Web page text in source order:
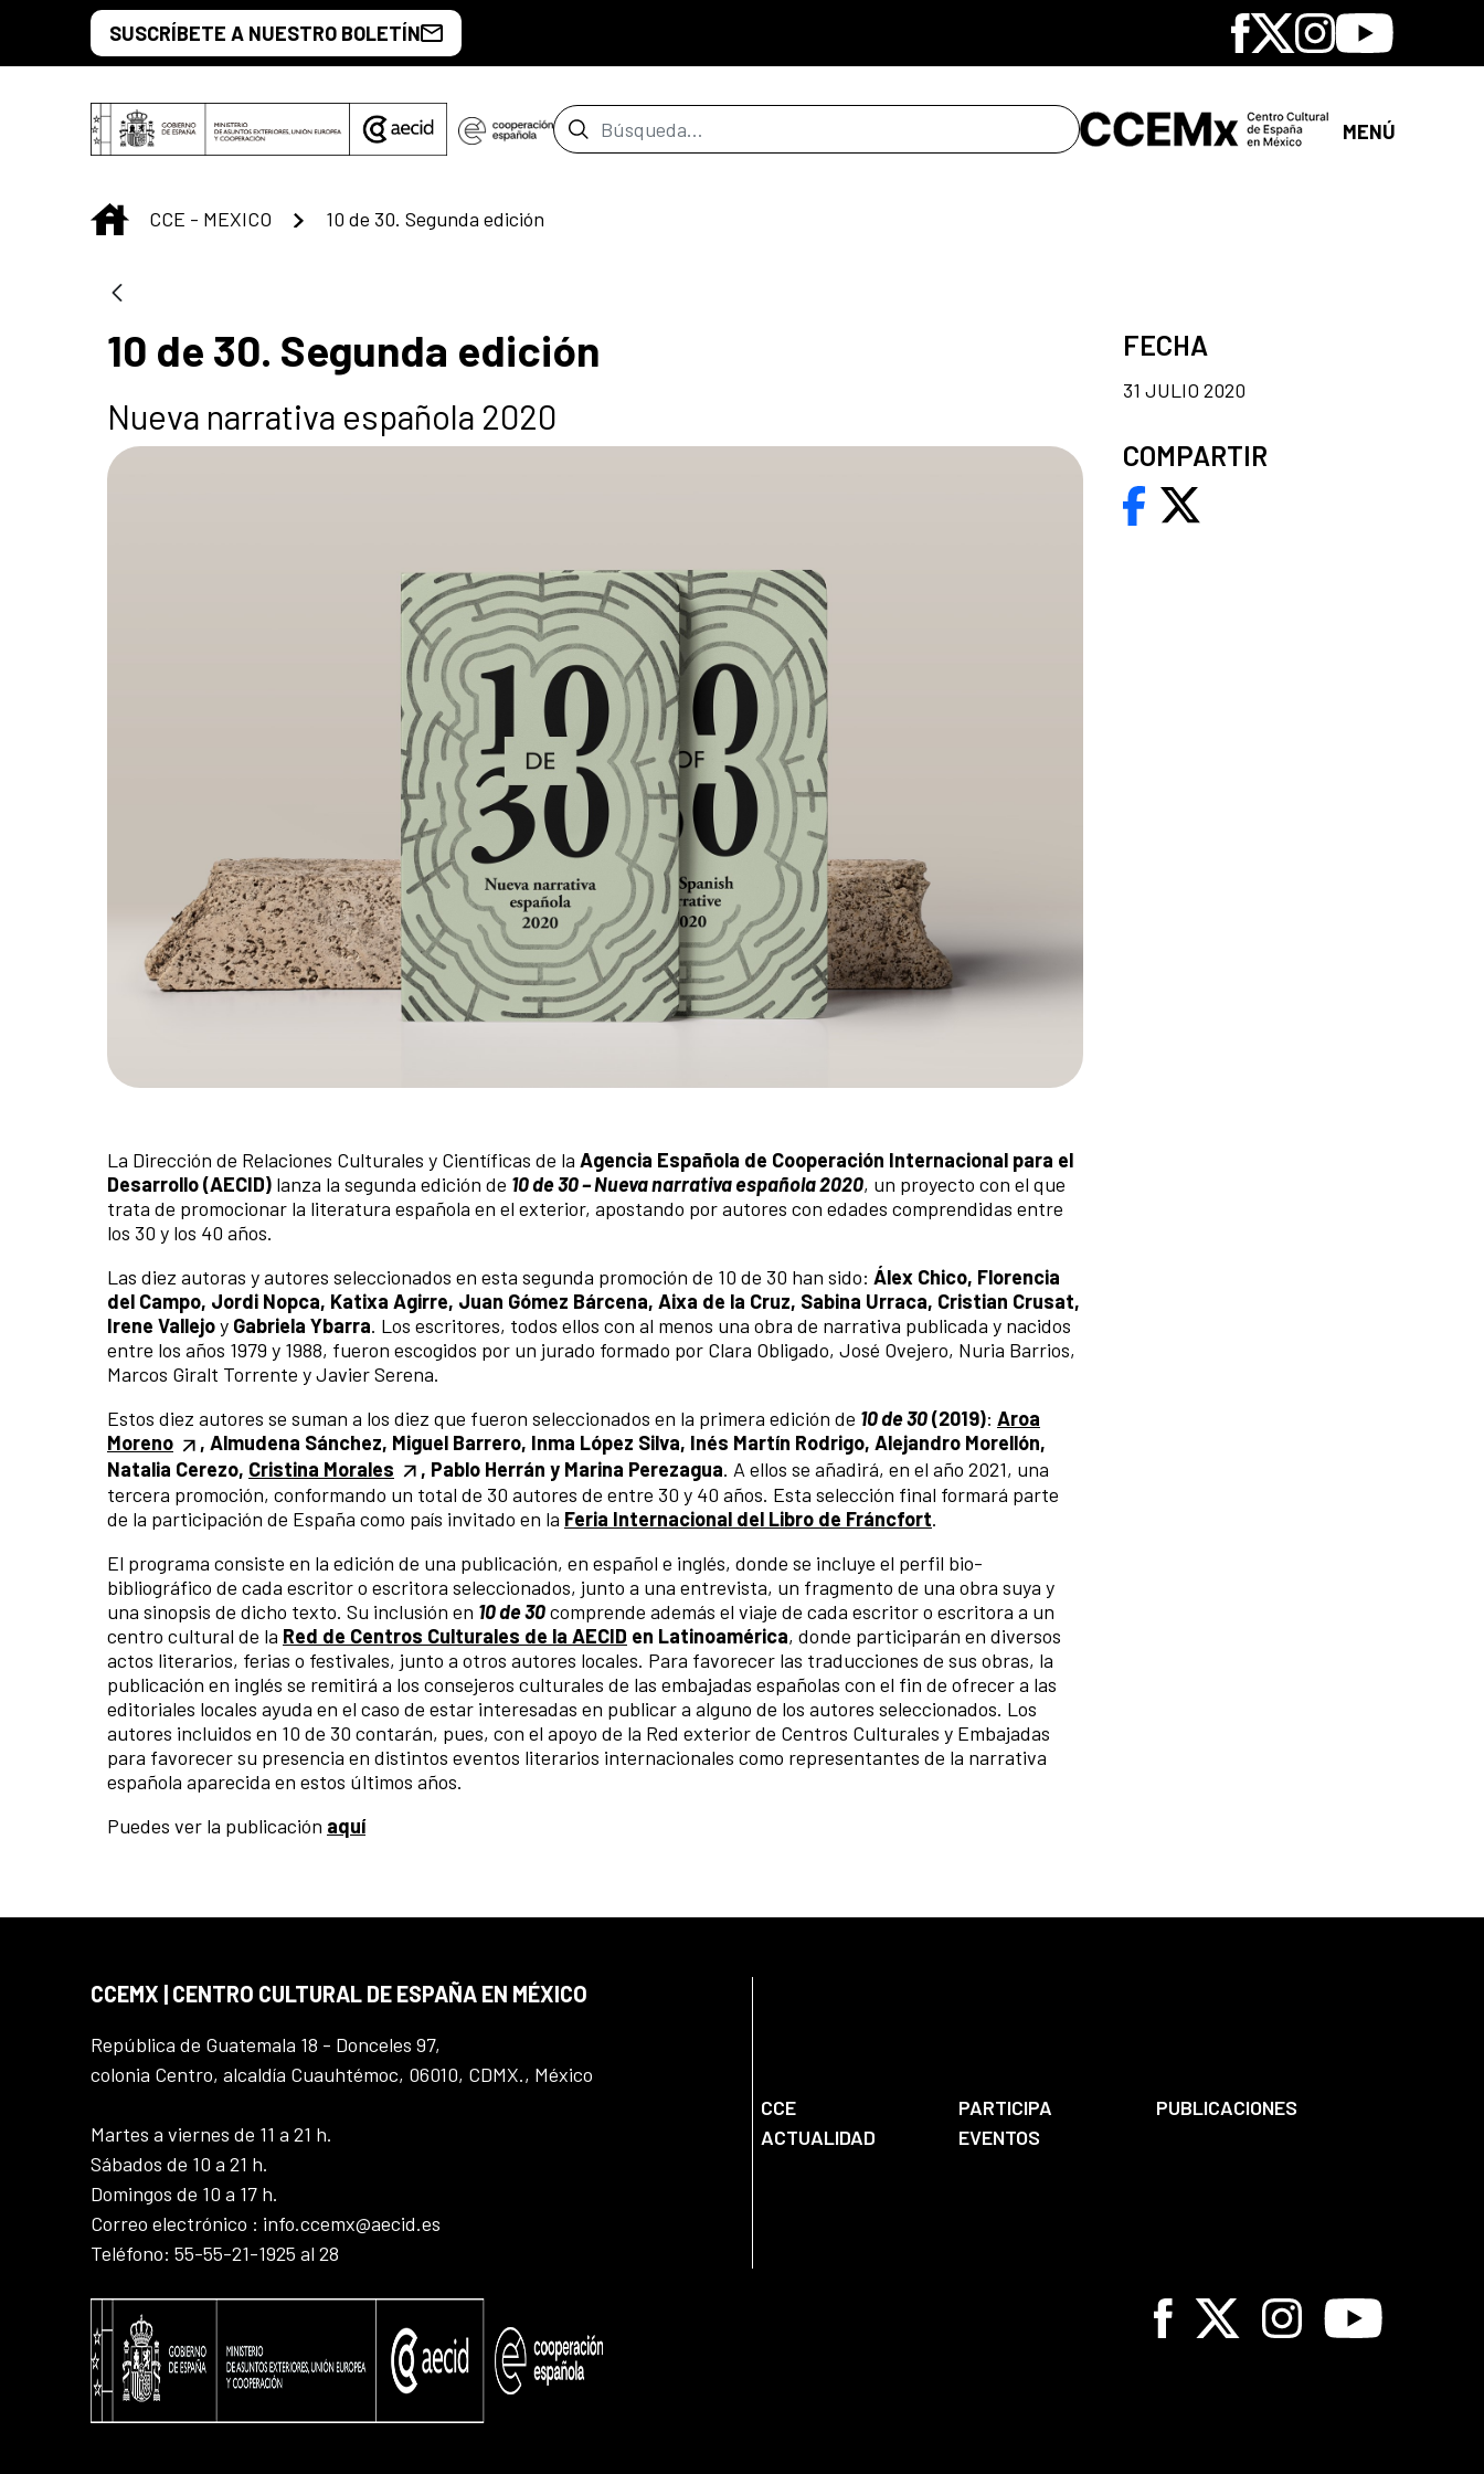
Saltar al contenido principal
SUSCRÍBETE A NUESTRO BOLETÍN Facebook
X Instagram
Youtube
Barra de búsqueda MENÚ
INICIO
CCE - MEXICO 10 de 30. Segunda edición
10 de 30. Segunda edición
Nueva narrativa española 2020
La Dirección de Relaciones Culturales y Científicas de la Agencia Española de Cooperación Internacional para el
Desarrollo(AECID) lanza la segunda edición de 10 de 30 – Nueva narrativa española 2020, un proyecto con el que
trata de promocionar la literatura española en el exterior, apostando por autores con edades comprendidas entre
los 30 y los 40 años.
Las diez autoras y autores seleccionados en esta segunda promoción de 10 de 30 han sido: Álex Chico, Florencia
del Campo, Jordi Nopca, Katixa Agirre, Juan Gómez Bárcena, Aixa de la Cruz, Sabina Urraca, Cristian Crusat,
Irene Vallejoy Gabriela Ybarra. Los escritores, todos ellos con al menos una obra de narrativa publicada y nacidos
entre los años 1979 y 1988, fueron escogidos por un jurado formado por Clara Obligado, José Ovejero, Nuria Barrios,
Marcos Giralt Torrente y Javier Serena.
Estos diez autores se suman a los diez que fueron seleccionados en la primera edición de 10 de 30(2019): Aroa
Moreno
, Almudena Sánchez, Miguel Barrero, Inma López Silva, Inés Martín Rodrigo, Alejandro Morellón,
Natalia Cerezo, Cristina Morales , Pablo Herrán y Marina Perezagua. A ellos se añadirá, en el año 2021, una
tercera promoción, conformando un total de 30 autores de entre 30 y 40 años. Esta selección final formará parte
de la participación de España como país invitado en la Feria Internacional del Libro de Fráncfort.
El programa consiste en la edición de una publicación, en español e inglés, donde se incluye el perfil bio-
bibliográfico de cada escritor o escritora seleccionados, junto a una entrevista, un fragmento de una obra suya y
una sinopsis de dicho texto. Su inclusión en 10 de 30comprende además el viaje de cada escritor o escritora a un
centro cultural de la Red de Centros Culturales de la AECID en Latinoamérica, donde participarán en diversos
actos literarios, ferias o festivales, junto a otros autores locales. Para favorecer las traducciones de sus obras, la
publicación en inglés se remitirá a los consejeros culturales de las embajadas españolas con el fin de ofrecer a las
editoriales locales ayuda en el caso de estar interesadas en publicar a alguno de los autores seleccionados. Los
autores incluidos en 10 de 30 contarán, pues, con el apoyo de la Red exterior de Centros Culturales y Embajadas
para favorecer su presencia en distintos eventos literarios internacionales como representantes de la narrativa
española aparecida en estos últimos años.
Puedes ver la publicación aquí
FECHA
31 JULIO 2020
COMPARTIR
CCEMX | CENTRO CULTURAL DE ESPAÑA EN MÉXICO
República de Guatemala 18 - Donceles 97,
colonia Centro, alcaldía Cuauhtémoc, 06010, CDMX., México
Martes a viernes de 11 a 21 h.
Sábados de 10 a 21 h.
Domingos de 10 a 17 h.
Correo electrónico : info.ccemx@aecid.es
Teléfono: 55-55-21-1925 al 28
CCE PARTICIPA
PUBLICACIONES
ACTUALIDAD
EVENTOS
Facebook
X InstagramYoutube